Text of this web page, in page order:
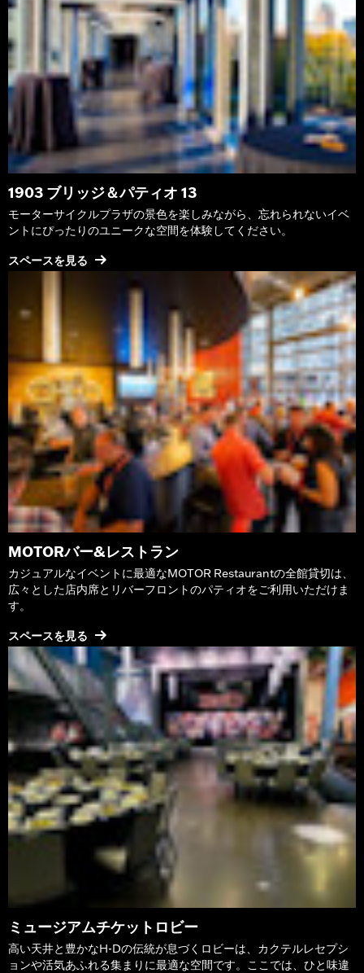
1903 ブリッジ＆パティオ 13
モーターサイクルプラザの景色を楽しみながら、忘れられないイベ
ントにぴったりのユニークな空間を体験してください。
スペースを見る
MOTORバー&レストラン
カジュアルなイベントに最適なMOTOR Restaurantの全館貸切は、
広々とした店内席とリバーフロントのパティオをご利用いただけま
す。
スペースを見る
ミュージアムチケットロビー
高い天井と豊かなH-Dの伝統が息づくロビーは、カクテルレセプシ
ョンや活気あふれる集まりに最適な空間です。ここでは、ひと味違